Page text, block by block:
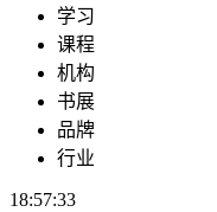
学习
课程
机构
书展
品牌
行业
18:57:33